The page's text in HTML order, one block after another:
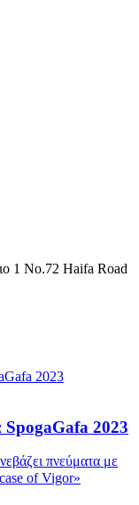
1 No.72 Haifa Road
2023